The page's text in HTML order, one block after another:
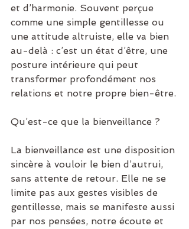
et d’harmonie. Souvent perçue
comme une simple gentillesse ou
une attitude altruiste, elle va bien
au-delà : c’est un état d’être, une
posture intérieure qui peut
transformer profondément nos
relations et notre propre bien-être.
Qu’est-ce que la bienveillance ?
La bienveillance est une disposition
sincère à vouloir le bien d’autrui,
sans attente de retour. Elle ne se
limite pas aux gestes visibles de
gentillesse, mais se manifeste aussi
par nos pensées, notre écoute et